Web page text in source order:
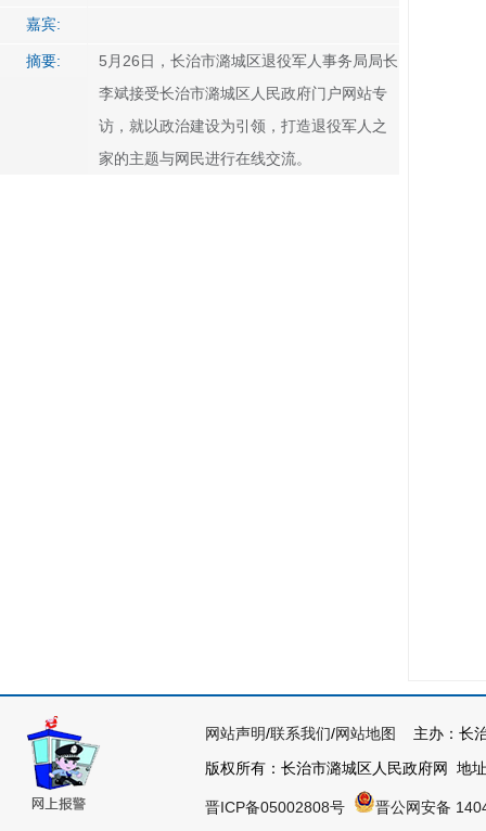
嘉宾:
摘要:
5月26日，长治市潞城区退役军人事务局局长
李斌接受长治市潞城区人民政府门户网站专
访，就以政治建设为引领，打造退役军人之
家的主题与网民进行在线交流。
网站声明/联系我们/网站地图
主办：长
版权所有：长治市潞城区人民政府网 地
晋ICP备05002808号 晋公网安备